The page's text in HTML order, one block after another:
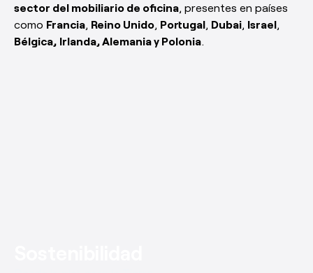
sector del mobiliario de oficina, presentes en países
como Francia, Reino Unido, Portugal, Dubai, Israel,
Bélgica, Irlanda, Alemania y Polonia.